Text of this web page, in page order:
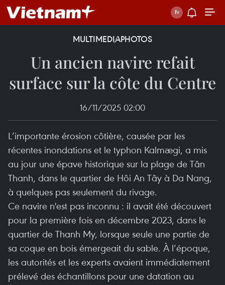
MULTIMEDIAPHOTOS
Un ancien navire refait
surface sur la côte du Centre
16/11/2025 02:00
L’importante érosion côtière, causée par les
récentes inondations et le typhon Kalmægi, a mis
au jour une épave historique sur la plage de Tân
Thanh, dans le quartier de Hôi An Tây à Da Nang,
à quelques pas seulement du rivage.
Ce navire n'est pas inconnu : il avait été découvert
pour la première fois en décembre 2023, dans le
quartier de Thanh My, lorsque seule une partie de
sa coque en bois émergeait du sable. À l’époque,
les autorités et les experts avaient immédiatement
prélevé des échantillons pour une datation au